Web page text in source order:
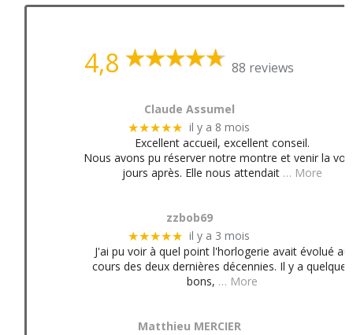
4,8 88 reviews
Claude Assumel
★★★★★ il y a 8 mois
Excellent accueil, excellent conseil.
Nous avons pu réserver notre montre et venir la
jours après. Elle nous attendait … More
zzbob69
★★★★★ il y a 3 mois
J'ai pu voir à quel point l'horlogerie avait évolué au
cours des deux dernières décennies. Il y a quelques
bons, … More
Matthieu MERCIER